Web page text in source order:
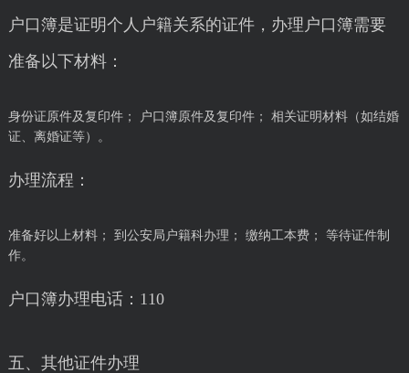
户口簿是证明个人户籍关系的证件，办理户口簿需要
准备以下材料：
身份证原件及复印件； 户口簿原件及复印件； 相关证明材料（如结婚
证、离婚证等）。
办理流程：
准备好以上材料； 到公安局户籍科办理； 缴纳工本费； 等待证件制
作。
户口簿办理电话：110
五、其他证件办理